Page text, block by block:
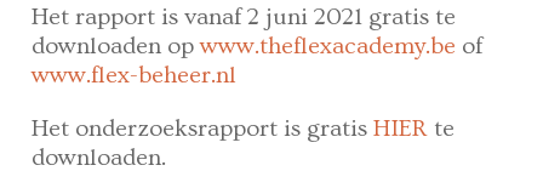
Het rapport is vanaf 2 juni 2021 gratis te
downloaden opwww.theflexacademy.be of
www.flex-beheer.nl
Het onderzoeksrapport is gratisHIER te
downloaden.